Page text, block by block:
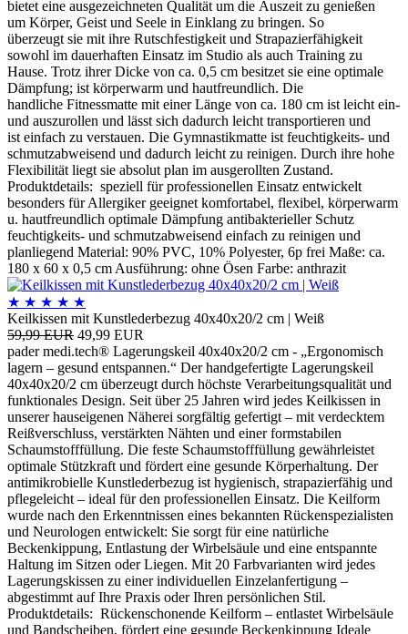
bietet eine ausgezeichneten Qualität um die Auszeit zu genießen
um Körper, Geist und Seele in Einklang zu bringen. So
überzeugt sie mit ihre Rutschfestigkeit und Strapazierfähigkeit
sowohl im dauerhaften Einsatz im Studio als auch Training zu
Hause. Trotz ihrer Dicke von ca. 0,5 cm besitzet sie eine optimale
Dämpfung; ist körperwarm und hautfreundlich. Die
handliche Fitnessmatte mit einer Länge von ca. 180 cm ist leicht ein-
und auszurollen und lässt sich dadurch leicht transportieren und
ist einfach zu verstauen. Die Gymnastikmatte ist feuchtigkeits- und
schmutzabweisend und dadurch leicht zu reinigen. Durch ihre hohe
Flexibilität liegt sie absolut plan im ausgerollten Zustand.
Produktdetails: speziell für professionellen Einsatz entwickelt
besonders für Allergiker geeignet komfortabel, flexibel, körperwarm
u. hautfreundlich optimale Dämpfung antibakterieller Schutz
feuchtigkeits- und schmutzabweisend einfach zu reinigen und
planliegend Material: 90% PVC, 10% Polyester, 6p frei Maße: ca.
180 x 60 x 0,5 cm Ausführung: ohne Ösen Farbe: anthrazit
★ ★ ★ ★ ★
Keilkissen mit Kunstlederbezug 40x40x20/2 cm | Weiß
59,99 EUR 49,99 EUR
pader medi.tech® Lagerungskeil 40x40x20/2 cm - „Ergonomisch
lagern – gesund entspannen.“ Der handgefertigte Lagerungskeil
40x40x20/2 cm überzeugt durch höchste Verarbeitungsqualität und
funktionales Design. Seit über 25 Jahren wird jedes Keilkissen in
unserer hauseigenen Näherei sorgfältig gefertigt – mit verdecktem
Reißverschluss, verstärkten Nähten und einer formstabilen
Schaumstofffüllung. Die feste Schaumstofffüllung gewährleistet
optimale Stützkraft und fördert eine gesunde Körperhaltung. Der
antimikrobielle Kunstlederbezug ist hygienisch, strapazierfähig und
pflegeleicht – ideal für den professionellen Einsatz. Die Keilform
wurde nach den Erkenntnissen eines bekannten Rückenspezialisten
und Neurologen entwickelt: Sie sorgt für eine natürliche
Beckenkippung, Entlastung der Wirbelsäule und eine entspannte
Haltung im Sitzen oder Liegen. Mit 20 Farbvarianten wird jedes
Lagerungskissen zu einer individuellen Einzelanfertigung –
abgestimmt auf Ihre Praxis oder Ihren persönlichen Stil.
Produktdetails: Rückenschonende Keilform – entlastet Wirbelsäule
und Bandscheiben, fördert eine gesunde Beckenkippung Ideale